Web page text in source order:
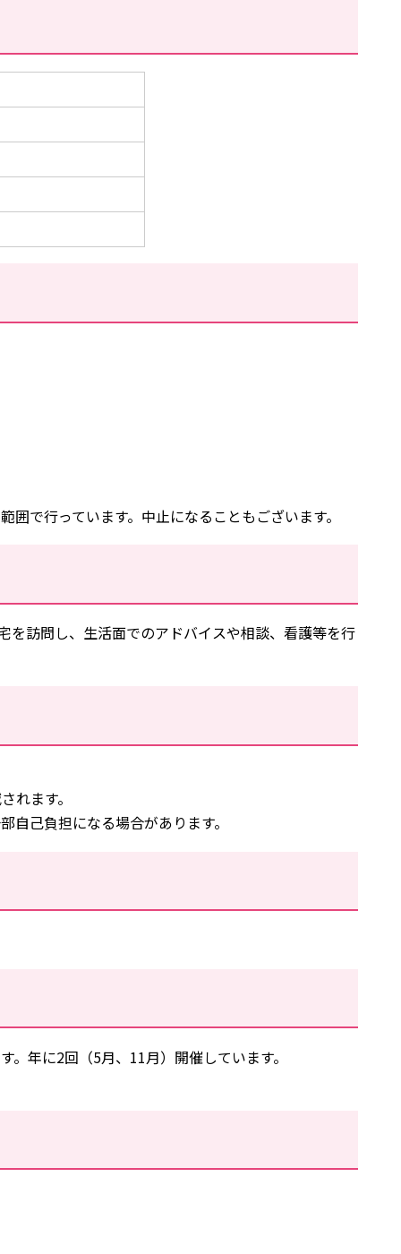
で行っています。中止になることもございます。
訪問し、生活面でのアドバイスや相談、看護等を行
れます。
己負担になる場合があります。
年に2回（5月、11月）開催しています。